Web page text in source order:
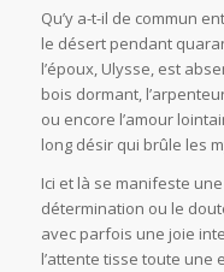
Qu’y a-t-il de commun
le désert pendant
l’époux, Ulysse, est
bois dormant,
ou encore l’amour
long désir qui brûle les
Ici et là se manifeste
détermination ou le
avec parfois une joie
l’attente tisse toute une